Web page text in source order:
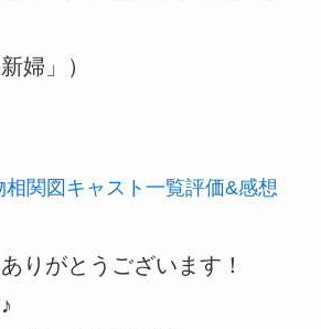
婦」）
相関図 キャスト 一覧評価&感想
りがとうございます！